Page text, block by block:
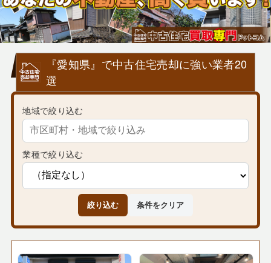
『愛知県』で中古住宅売却に強い業者20
選
地域で絞り込む
業種で絞り込む
絞り込む 条件をクリア